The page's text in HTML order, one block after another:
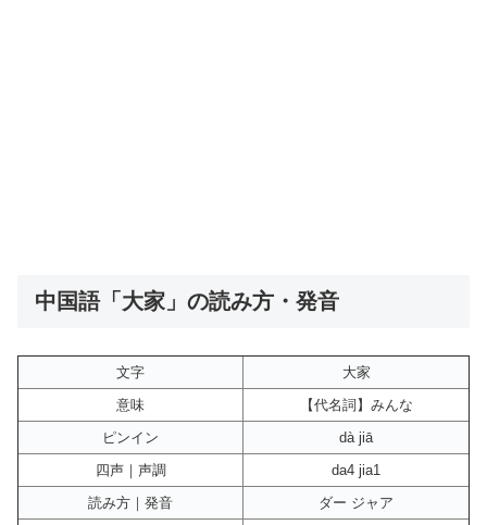
中国語「大家」の読み方・発音
文字
大家
意味
【代名詞】みんな
ピンイン
dà jiā
四声｜声調
da4 jia1
読み方｜発音
ダー ジャア